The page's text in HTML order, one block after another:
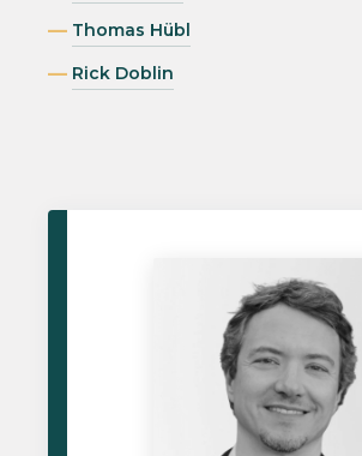
Thomas Hübl
Rick Doblin